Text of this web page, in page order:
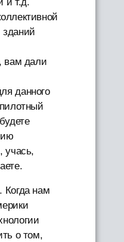
вам дали
данного
учась,
Когда нам
о том,